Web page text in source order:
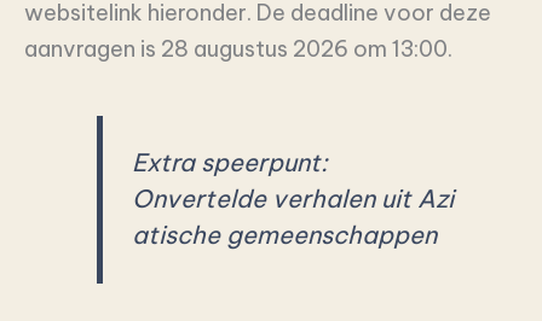
websitelink hieronder. De deadline voor deze
aanvragen is 28 augustus 2026 om 13:00.
Extra speerpunt:
Onvertelde verhalen uit Azi
atische gemeenschappen